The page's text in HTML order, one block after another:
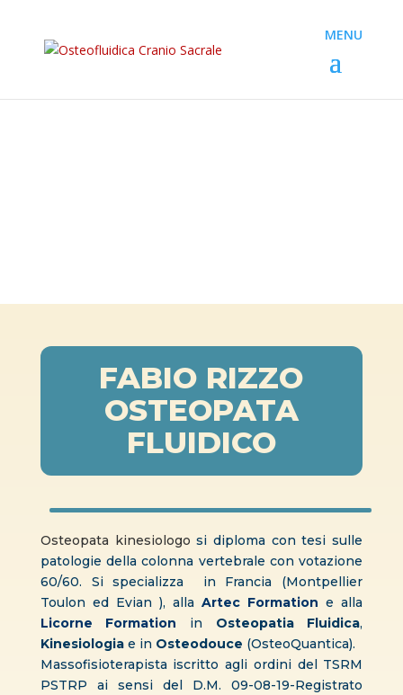
FABIO RIZZO
OSTEOPATA
FLUIDICO
Osteopata kinesiologo si diploma con tesi sulle
patologie della colonna vertebrale con votazione
60/60. Si specializza in Francia (Montpellier
Toulon ed Evian ), allaArtec Formation e alla
Licorne Formation in Osteopatia Fluidica,
Kinesiologiae in Osteodouce (OsteoQuantica).
Massofisioterapista iscritto agli ordini del TSRM
PSTRP ai sensi del D.M. 09-08-19-Registrato